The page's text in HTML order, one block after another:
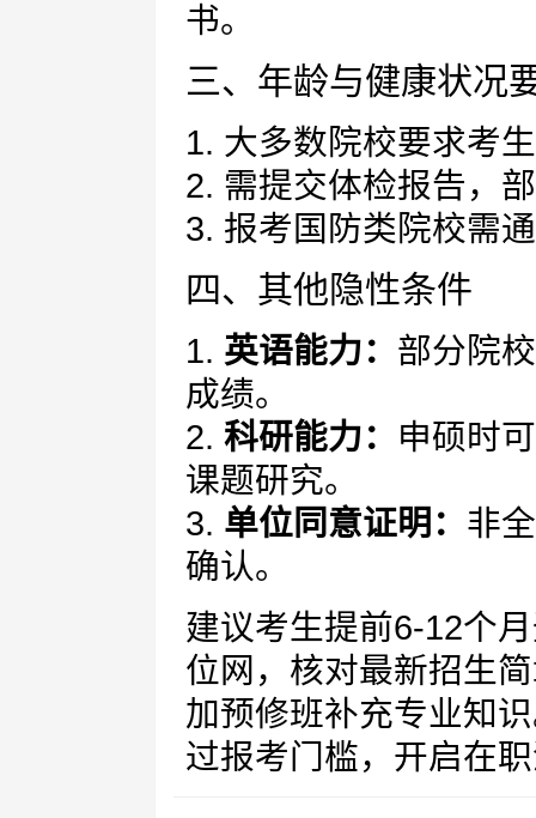
书。
三、年龄与健康状况
1. 大多数院校要求考
2. 需提交体检报告，
3. 报考国防类院校需
四、其他隐性条件
1. 英语能力： 部分院
成绩。
2. 科研能力： 申硕时
课题研究。
3. 单位同意证明： 非
确认。
建议考生提前6-12个
位网，核对最新招生
加预修班补充专业知
过报考门槛，开启在